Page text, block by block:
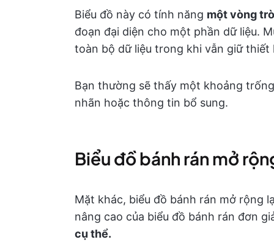
Biểu đồ này có tính năng một vòng
đoạn đại diện cho một phần dữ liệu.
toàn bộ dữ liệu trong khi vẫn giữ
Bạn thường sẽ thấy một khoảng
nhãn hoặc thông tin bổ sung.
Biểu đồ bánh rán mở
Mặt khác, biểu đồ bánh rán mở rộng
nâng cao của biểu đồ bánh rán đơn
cụ thể.